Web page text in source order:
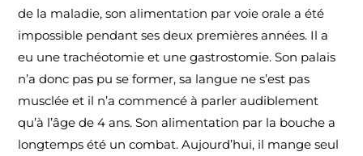
de la maladie, son alimentation par voie orale a été
impossible pendant ses deux premières années. Il a
eu une trachéotomie et une gastrostomie. Son palais
n’a donc pas pu se former, sa langue ne s’est pas
musclée et il n’a commencé à parler audiblement
qu’à l’âge de 4 ans. Son alimentation par la bouche a
longtemps été un combat. Aujourd’hui, il mange seul